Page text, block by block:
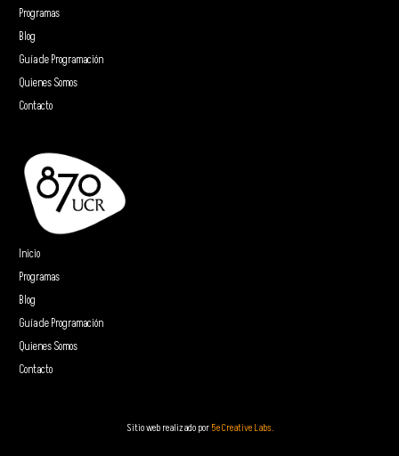
Programas
Blog
Guía de Programación
Quienes Somos
Contacto
Inicio
Programas
Blog
Guía de Programación
Quienes Somos
Contacto
Sitio web realizado por 5e Creative Labs.